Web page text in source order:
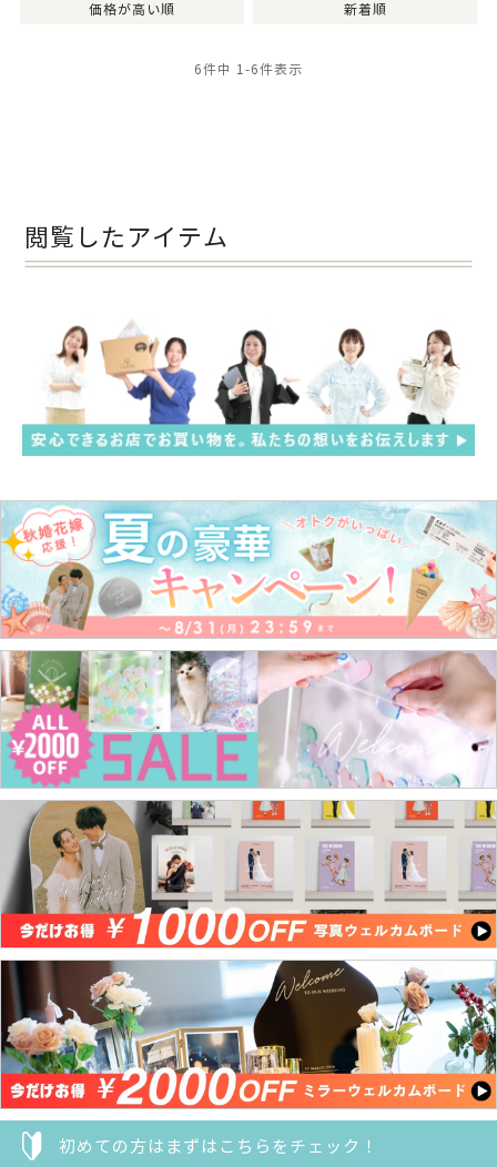
価格が高い順 新着順
6件中 1-6件表示
閲覧したアイテム
初めての方はまずはこちらをチェック！